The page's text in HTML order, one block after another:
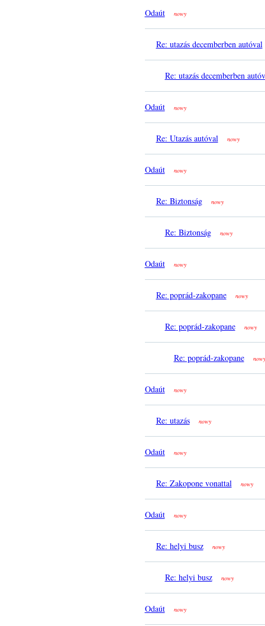
Odaút nowy
Re: utazás decemberben autóval
Re: utazás decemberben
Odaút nowy
Re: Utazás autóval nowy
Odaút nowy
Re: Biztonság nowy
Re: Biztonság nowy
Odaút nowy
Re: poprád-zakopane nowy
Re: poprád-zakopane nowy
Re: poprád-zakopane nowy
Odaút nowy
Re: utazás nowy
Odaút nowy
Re: Zakopone vonattal nowy
Odaút nowy
Re: helyi busz nowy
Re: helyi busz nowy
Odaút nowy